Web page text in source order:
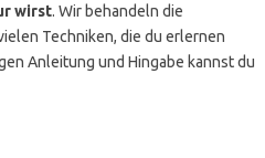
wirst. Wir behandeln die
Techniken, die du erlernen
Anleitung und Hingabe kannst du